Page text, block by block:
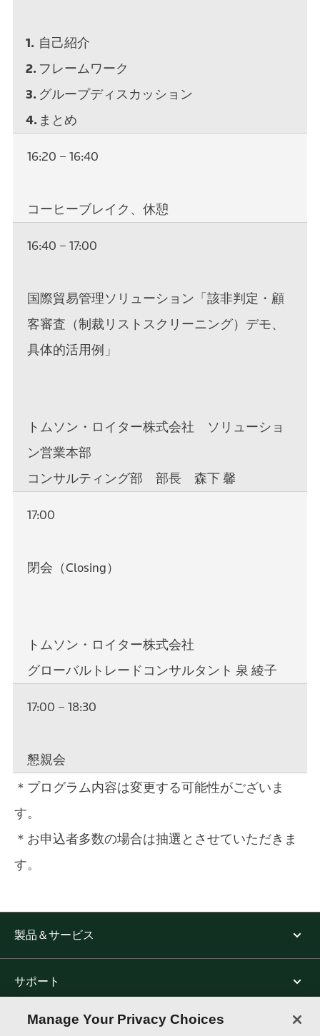
自己紹介
フレームワーク
グループディスカッション
まとめ
16:20 – 16:40
コーヒーブレイク、休憩
16:40 – 17:00
国際貿易管理ソリューション「該非判定・顧
客審査（制裁リストスクリーニング）デモ、
具体的活用例」
トムソン・ロイター株式会社 ソリューショ
ン営業本部
コンサルティング部 部長 森下 馨
17:00
閉会（Closing）
トムソン・ロイター株式会社
グローバルトレードコンサルタント 泉 綾子
17:00 – 18:30
懇親会
＊プログラム内容は変更する可能性がございま
す。
＊お申込者多数の場合は抽選とさせていただきま
す。
製品＆サービス
サポート
トムソン・ロイターについて
Manage Your Privacy Choices